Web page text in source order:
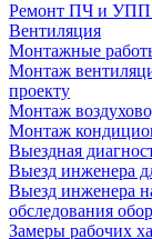
Ремонт ПЧ и УПП
Вентиляция
Монтажные
Монтаж
проекту
Монтаж
Монтаж
Выездная
Выезд инженера
Выезд инженера
обследования
Замеры рабочих